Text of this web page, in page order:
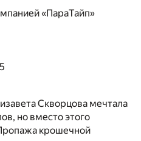
«ПараТайп»
Скворцова мечтала
но вместо этого
крошечной